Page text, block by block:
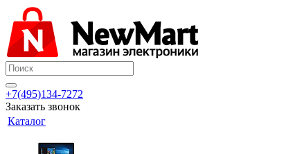
+7(495)134-7272
Заказать звонок
Каталог